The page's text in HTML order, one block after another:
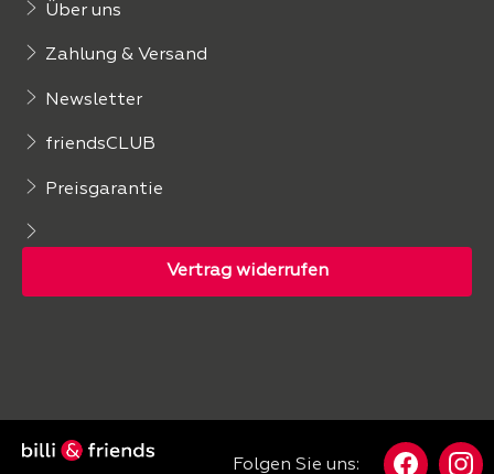
Über uns
Zahlung & Versand
Newsletter
friendsCLUB
Preisgarantie
Folgen Sie uns: